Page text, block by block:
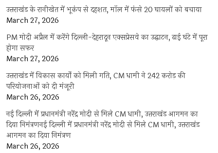
उत्तराखंड के रानीखेत में भूकंप से दहशत, मॉल में फंसे 20 घायलों को बचाया
March 27, 2026
PM मोदी अप्रैल में करेंगे दिल्ली-देहरादून एक्सप्रेसवे का उद्घाटन, ढाई घंटे में पूरा
होगा सफर
March 27, 2026
उत्तराखंड में विकास कार्यों को मिली गति, CM धामी ने 242 करोड़ की
परियोजनाओं को दी मंजूरी
March 26, 2026
नई दिल्ली में प्रधानमंत्री नरेंद्र मोदी से मिले CM धामी, उत्तराखंड आगमन का
दिया निमंत्रणनई दिल्ली में प्रधानमंत्री नरेंद्र मोदी से मिले CM धामी, उत्तराखंड
आगमन का दिया निमंत्रण
March 26, 2026